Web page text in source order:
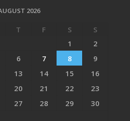
2026
T F S
S
1
2
6 7 8
9
13 14 15
16
20 21 22
23
27 28 29
30